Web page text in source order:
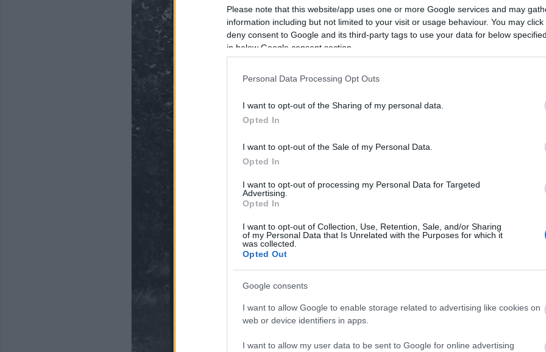
Please note that this website/app uses one or more Google services and may
information including but not limited to your visit or usage behaviour. You may
deny consent to Google and its third-party tags to use your data for below
in below Google consent section.
Personal Data Processing Opt Outs
I want to opt-out of the Sharing of my personal data.
Opted In
I want to opt-out of the Sale of my Personal Data.
Opted In
I want to opt-out of processing my Personal Data for Targeted
Advertising.
Opted In
I want to opt-out of Collection, Use, Retention, Sale, and/or Sharing
of my Personal Data that Is Unrelated with the Purposes for which it
was collected.
Opted Out
Google consents
I want to allow Google to enable storage related to advertising like cookies on
web or device identifiers in apps.
I want to allow my user data to be sent to Google for online advertising